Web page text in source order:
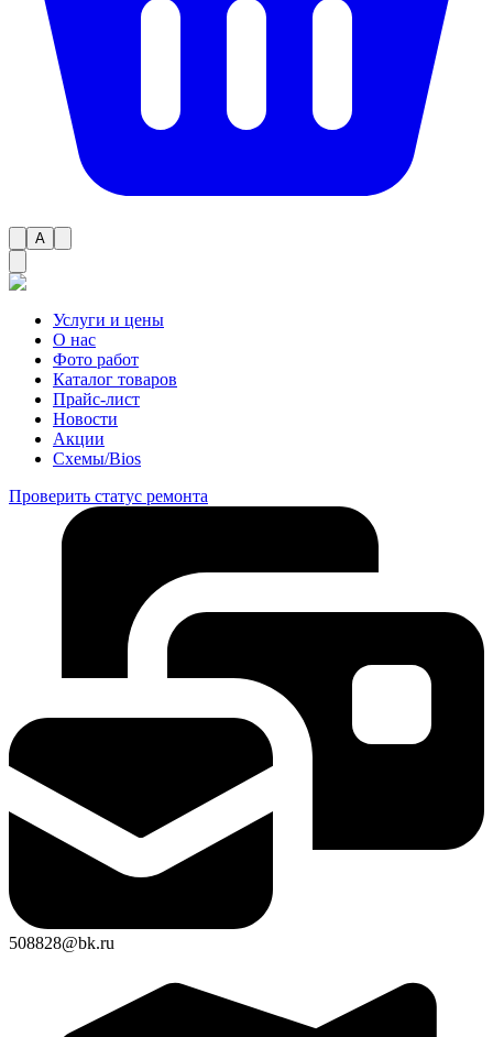
A
Услуги и цены
О нас
Фото работ
Каталог товаров
Прайс-лист
Новости
Акции
Схемы/Bios
Проверить статус ремонта
508828@bk.ru